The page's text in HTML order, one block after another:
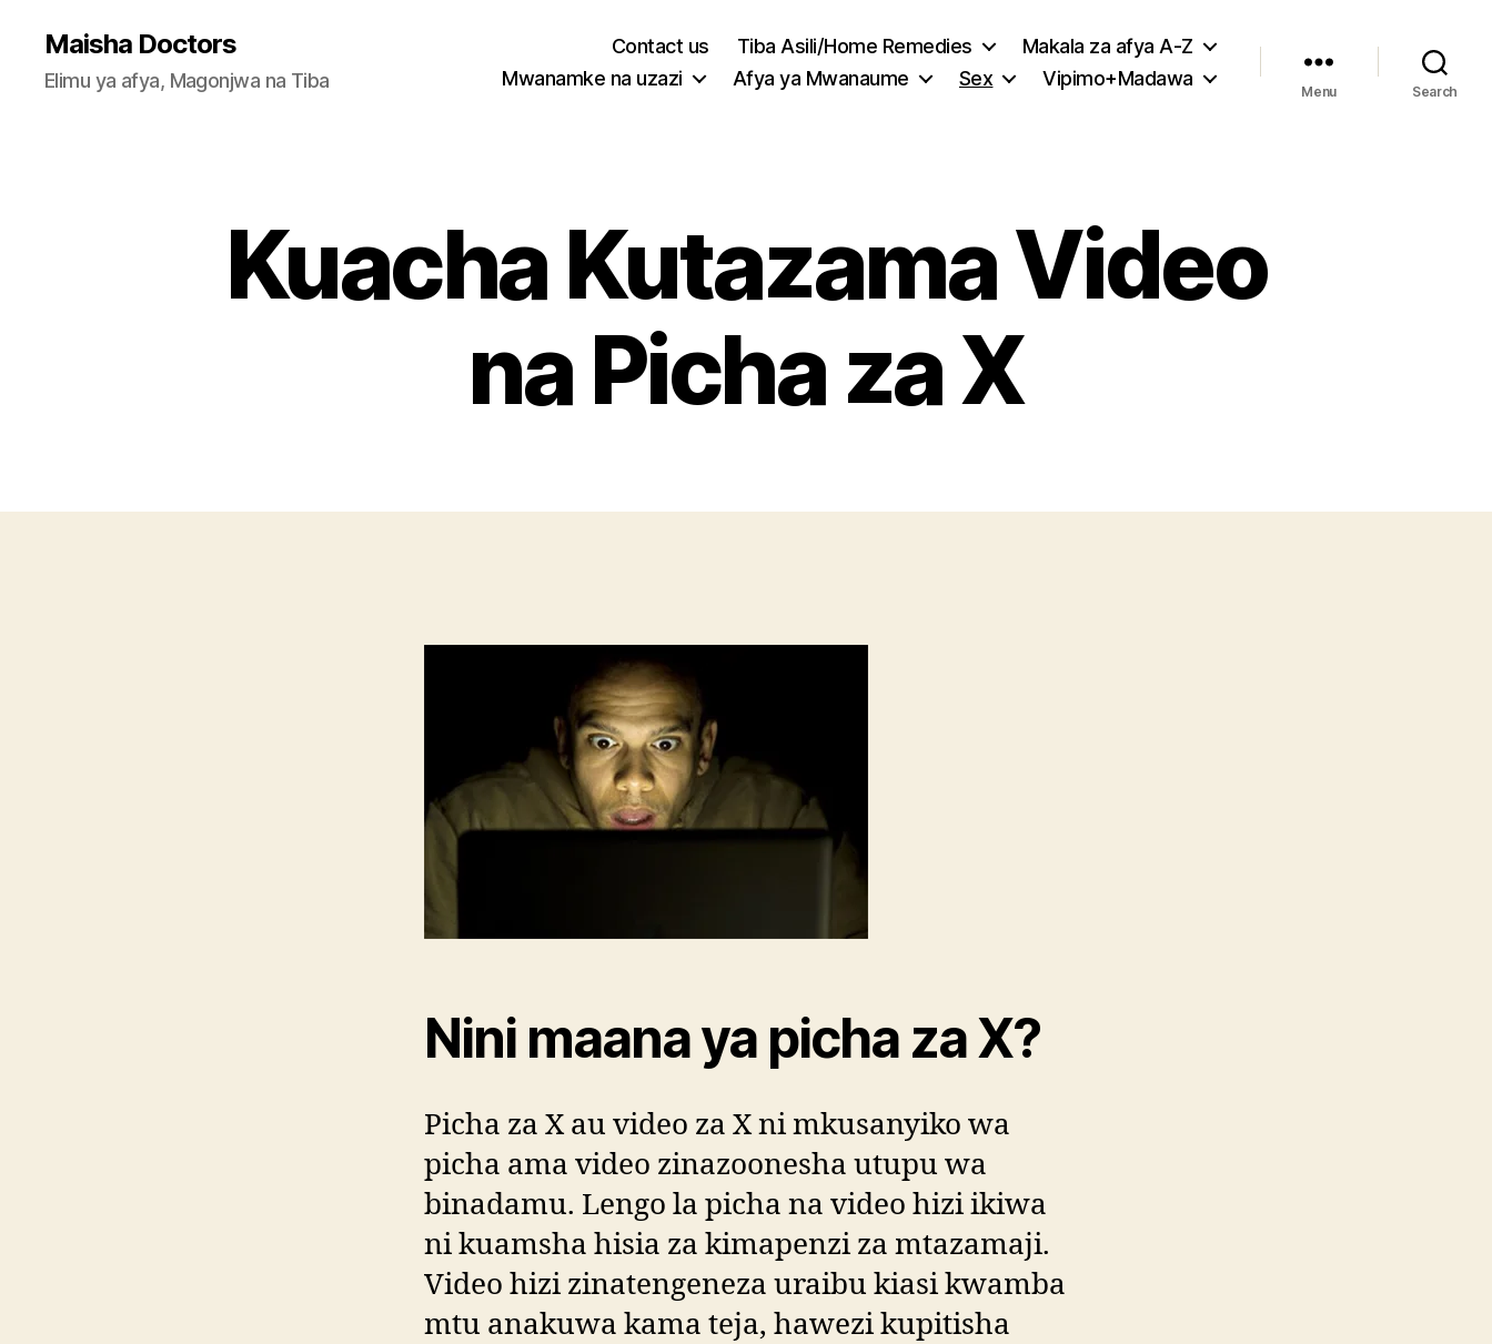
Maisha Doctors
Elimu ya afya, Magonjwa na Tiba
Contact us Tiba Asili/Home Remedies
Makala za afya A-Z
Mwanamke na uzazi
Afya ya Mwanaume Sex Vipimo+Madawa
Menu Search
Kuacha Kutazama Video
na Picha za X
Nini maana ya picha za X?
Picha za X au video za X ni mkusanyiko wa
picha ama video zinazoonesha utupu wa
binadamu. Lengo la picha na video hizi ikiwa
ni kuamsha hisia za kimapenzi za mtazamaji.
Video hizi zinatengeneza uraibu kiasi kwamba
mtu anakuwa kama teja, hawezi kupitisha